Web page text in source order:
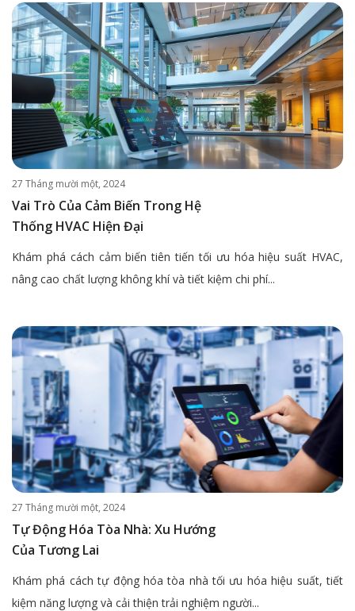
27 Tháng mười một, 2024
Vai Trò Của Cảm Biến Trong Hệ
Thống HVAC Hiện Đại
Khám phá cách cảm biến tiên tiến tối ưu hóa hiệu suất HVAC,
nâng cao chất lượng không khí và tiết kiệm chi phí...
27 Tháng mười một, 2024
Tự Động Hóa Tòa Nhà: Xu Hướng
Của Tương Lai
Khám phá cách tự động hóa tòa nhà tối ưu hóa hiệu suất, tiết
kiệm năng lượng và cải thiện trải nghiệm người...